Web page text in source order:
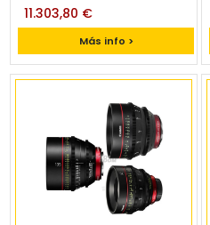
Más info >
11.303,80 €